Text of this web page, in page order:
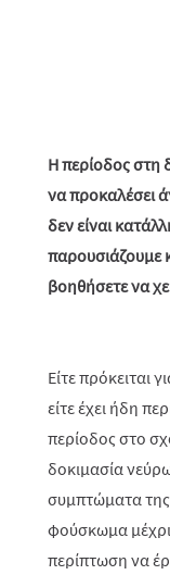
Η περίοδος στη
να προκαλέσει
δεν είναι
παρουσιάζουμε
βοηθήσετε να
Είτε πρόκειται
είτε έχει ήδη
περίοδος στο
δοκιμασία
συμπτώματα
φούσκωμα
περίπτωση να